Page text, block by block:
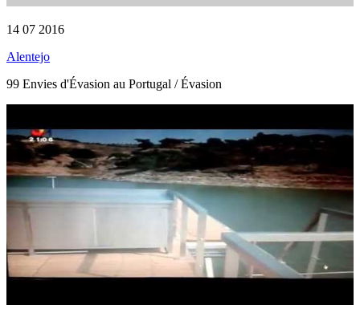
14 07 2016
Alentejo
99 Envies d'Évasion au Portugal / Évasion